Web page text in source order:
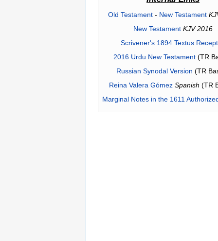
Old Testament- New Testament
New Testament KJV 2016
Scrivener's 1894 Textus
2016 Urdu New Testament(TR
Russian Synodal Version (TR
Reina Valera Gómez Spanish (TR
Marginal Notes in the 1611